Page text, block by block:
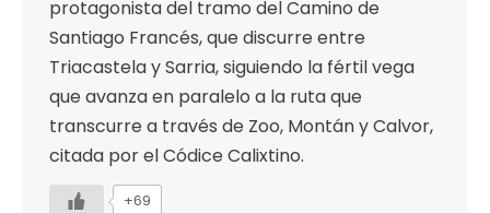
protagonista del tramo del Camino de
Santiago Francés, que discurre entre
Triacastela y Sarria, siguiendo la fértil vega
que avanza en paralelo a la ruta que
transcurre a través de Zoo, Montán y Calvor,
citada por el Códice Calixtino.
+69